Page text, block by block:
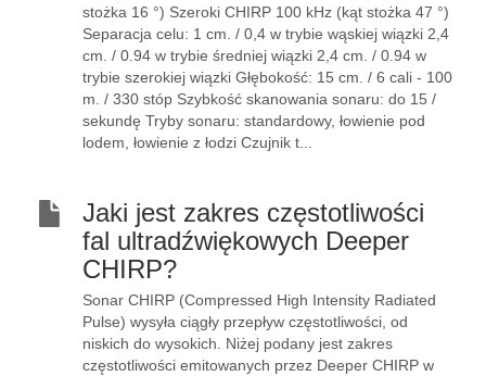
stożka 16 °) Szeroki CHIRP 100 kHz (kąt stożka 47 °)
Separacja celu: 1 cm. / 0,4 w trybie wąskiej wiązki 2,4
cm. / 0.94 w trybie średniej wiązki 2,4 cm. / 0.94 w
trybie szerokiej wiązki Głębokość: 15 cm. / 6 cali - 100
m. / 330 stóp Szybkość skanowania sonaru: do 15 /
sekundę Tryby sonaru: standardowy, łowienie pod
lodem, łowienie z łodzi Czujnik t...
Jaki jest zakres częstotliwości
fal ultradźwiękowych Deeper
CHIRP?
Sonar CHIRP (Compressed High Intensity Radiated
Pulse) wysyła ciągły przepływ częstotliwości, od
niskich do wysokich. Niżej podany jest zakres
częstotliwości emitowanych przez Deeper CHIRP w